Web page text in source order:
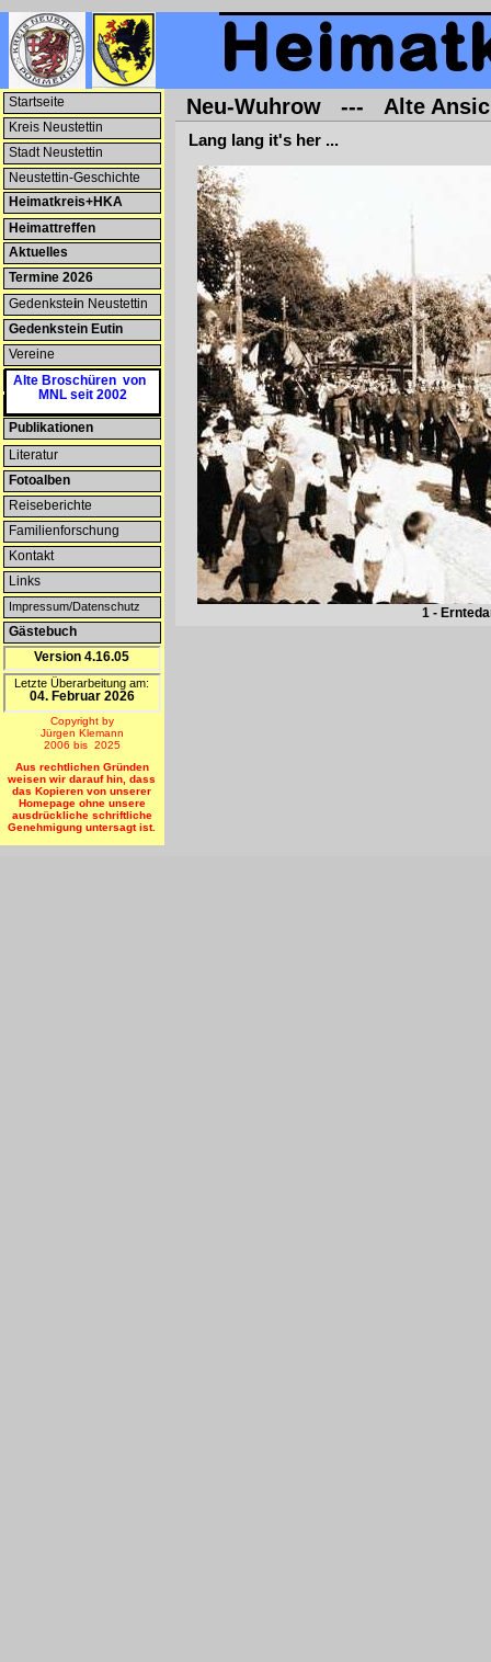
1 -
Lang lang it's her ...
--NEU--
Termine 2026
Startseite
Kreis Neustettin
Heimatkreis+HKA
Aktuelles
Vereine
Patenschaften
Heimatmuseum
Publikationen
Literatur
Fotoalben
Familienforschung
Kontakt
Links
Impressum/Datenschutz
Gästebuch
Version 4.16.05
Letzte Überarbeitung am:
04. Februar 2026
Stadt Neustettin
Copyright by
Jürgen Klemann
2006 bis 2025
Aus rechtlichen Gründen
weisen wir darauf hin, dass
das Kopieren von unserer
Homepage ohne unsere
ausdrückliche schriftliche
Genehmigung untersagt ist.
Reiseberichte
Heimattreffen
Gedenkstein Neustettin
Neustettin-Geschichte
Alte Broschüren von
MNL seit 2002
Gedenkstein Eutin
Neu-Wuhrow --- Alte